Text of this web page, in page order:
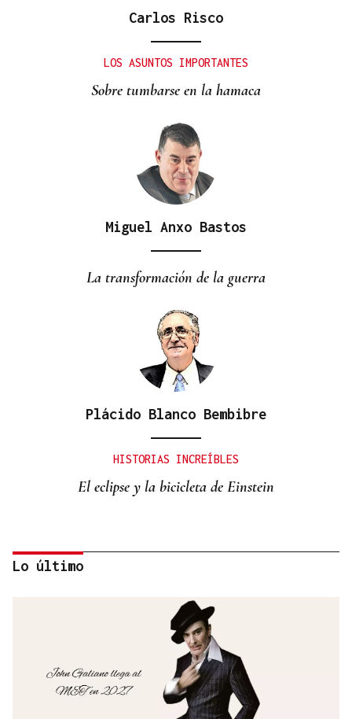
Carlos Risco
LOS ASUNTOS IMPORTANTES
Sobre tumbarse en la hamaca
Miguel Anxo Bastos
La transformación de la guerra
Plácido Blanco Bembibre
HISTORIAS INCREÍBLES
El eclipse y la bicicleta de Einstein
Lo último